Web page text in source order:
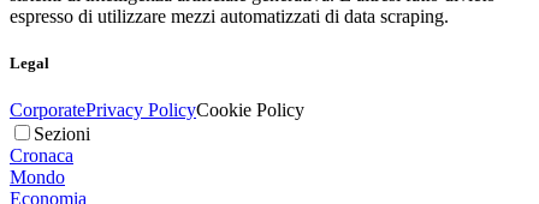
espresso di utilizzare mezzi automatizzati di data scraping.
Legal
CorporatePrivacy PolicyCookie Policy
Sezioni
Cronaca
Mondo
Economia